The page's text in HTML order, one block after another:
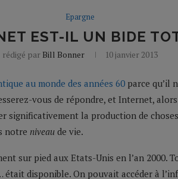
Epargne
EST-IL UN BIDE
rédigé par Bill Bonner 10 janvier 2013
au monde des années 60 parce qu’il
vous de répondre, et Internet,
significativement la production de
notre niveau de vie.
sur pied aux Etats-Unis en l’an 2000.
disponible. On pouvait accéder à